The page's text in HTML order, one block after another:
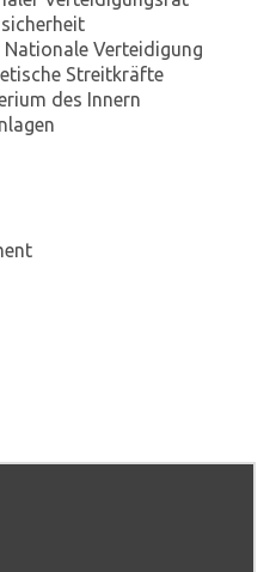
Verteidigung
Streitkräfte
des Innern